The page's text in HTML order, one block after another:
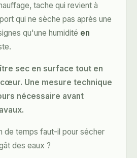
tache qui revient à
qui ne sèche pas après une
qu'une humidité en
sec en surface tout en
Une mesure technique
nécessaire avant
de temps faut-il pour sécher
des eaux ?